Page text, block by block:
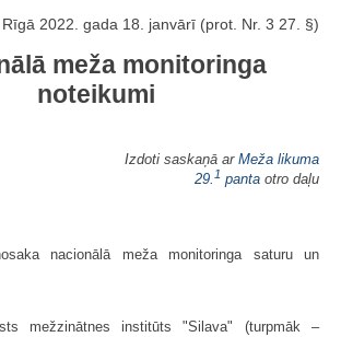
Rīgā 2022. gada 18. janvārī (prot. Nr. 3 27. §)
meža monitoringa
noteikumi
Izdoti saskaņā ar Meža likuma
29. 1 panta otro daļu
nacionālā meža monitoringa saturu un
mežzinātnes institūts "Silava" (turpmāk –